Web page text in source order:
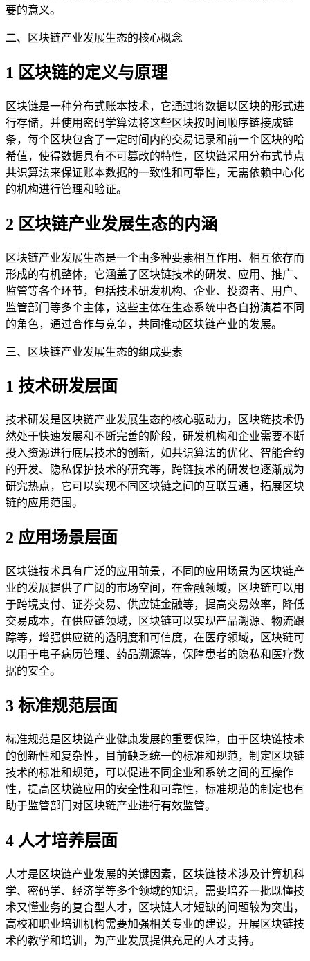
要的意义。
二、区块链产业发展生态的核心概念
1 区块链的定义与原理
区块链是一种分布式账本技术，它通过将数据以区块的形式进
行存储，并使用密码学算法将这些区块按时间顺序链接成链
条，每个区块包含了一定时间内的交易记录和前一个区块的哈
希值，使得数据具有不可篡改的特性，区块链采用分布式节点
共识算法来保证账本数据的一致性和可靠性，无需依赖中心化
的机构进行管理和验证。
2 区块链产业发展生态的内涵
区块链产业发展生态是一个由多种要素相互作用、相互依存而
形成的有机整体，它涵盖了区块链技术的研发、应用、推广、
监管等各个环节，包括技术研发机构、企业、投资者、用户、
监管部门等多个主体，这些主体在生态系统中各自扮演着不同
的角色，通过合作与竞争，共同推动区块链产业的发展。
三、区块链产业发展生态的组成要素
1 技术研发层面
技术研发是区块链产业发展生态的核心驱动力，区块链技术仍
然处于快速发展和不断完善的阶段，研发机构和企业需要不断
投入资源进行底层技术的创新，如共识算法的优化、智能合约
的开发、隐私保护技术的研究等，跨链技术的研发也逐渐成为
研究热点，它可以实现不同区块链之间的互联互通，拓展区块
链的应用范围。
2 应用场景层面
区块链技术具有广泛的应用前景，不同的应用场景为区块链产
业的发展提供了广阔的市场空间，在金融领域，区块链可以用
于跨境支付、证券交易、供应链金融等，提高交易效率，降低
交易成本，在供应链领域，区块链可以实现产品溯源、物流跟
踪等，增强供应链的透明度和可信度，在医疗领域，区块链可
以用于电子病历管理、药品溯源等，保障患者的隐私和医疗数
据的安全。
3 标准规范层面
标准规范是区块链产业健康发展的重要保障，由于区块链技术
的创新性和复杂性，目前缺乏统一的标准和规范，制定区块链
技术的标准和规范，可以促进不同企业和系统之间的互操作
性，提高区块链应用的安全性和可靠性，标准规范的制定也有
助于监管部门对区块链产业进行有效监管。
4 人才培养层面
人才是区块链产业发展的关键因素，区块链技术涉及计算机科
学、密码学、经济学等多个领域的知识，需要培养一批既懂技
术又懂业务的复合型人才，区块链人才短缺的问题较为突出，
高校和职业培训机构需要加强相关专业的建设，开展区块链技
术的教学和培训，为产业发展提供充足的人才支持。